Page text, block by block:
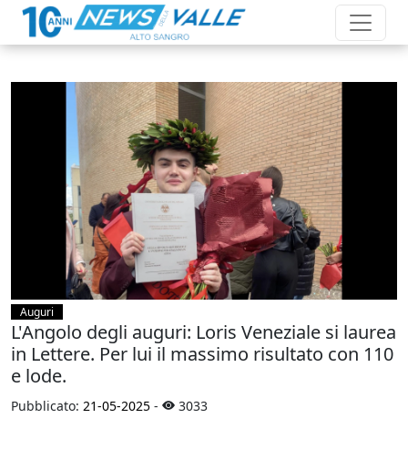
Auguri
L'Angolo degli auguri: Loris Veneziale si laurea
in Lettere. Per lui il massimo risultato con 110
e lode.
Pubblicato: 21-05-2025 - 3033